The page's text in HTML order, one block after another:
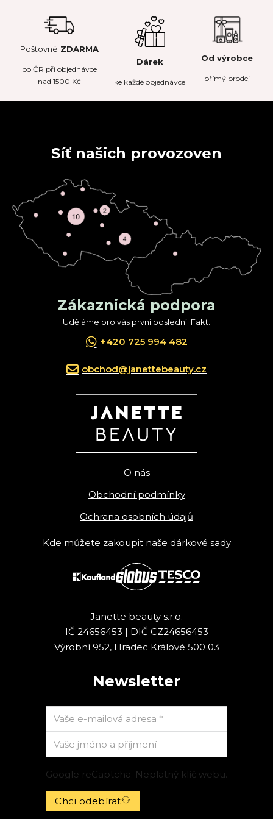
Poštovné ZDARMA
poČR při objednávce
nad 1500 Kč
Dárek
ke každé objednávce
Od výrobce
přímý prodej
Síť našich provozoven
Zákaznická podpora
Uděláme pro vás první poslední. Fakt.
+420 725 994 482
obchod@janettebeauty.cz
O nás
Obchodní podmínky
Ochrana osobních údajů
Kde můžete zakoupit naše dárkové sady
Janette beauty s.r.o.
IČ 24656453 | DIČ CZ24656453
Výrobní 952, Hradec Králové 500 03
Newsletter
Google reCaptcha: Neplatný klíč webu.
Chci odebírat